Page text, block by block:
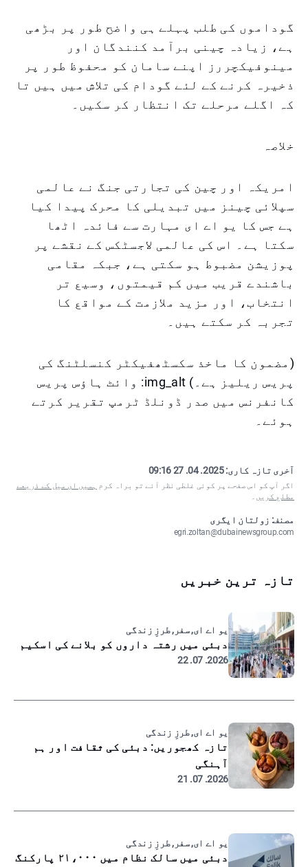
گوداموں کی طلب پہلے ہی واضح طور پر بڑھی
ہے، زیادہ چینی برآمد کنندگان اور
مینوفیکچررز اپنے سامان کو محفوظ طور پر
ذخیرہ کرنے کے لئے گودام کی تلاش میں ہیں تا
کہ اگلے مرحلے تک انتظار کر سکیں۔
خلاصہ
امریکہ اور چین کی تجارتی جنگ نے عالمی
سپلائی چینز میں تبدیلی کا محرک پیدا کیا
ہے جس کا یو اے ای مہارت سے فائدہ اٹھا
سکتا ہے۔ اس کی عالمی لاجسٹکس کے نقشے پر
پوزیشن مضبوط ہو سکتی ہے، جبکہ مقامی
باشندے قریب میں کم قیمتوں، وسیع تر
انتخاب، اور مزید ملازمت کے مواقع کا
تجربہ کر سکتے ہیں۔
(مضمون کا ماخذ سکسٹھفیکٹر کنسلٹنگ کی
پریس ریلیز ہے۔) img_alt: وائٹ ہاؤس پریس
کانفرنس میں صدر ڈونلڈ ٹرمپ تقریر کرتے
ہوئے۔
آخری تازہ کاری:2025. 04. 27 09:16
اگر آپ کو اس صفحے پر کوئی غلطی نظر آئے تو براہ کرم ہمیں ای میل کے ذریعے
مطلع کریں ۔
مصنف: زولتان ایگری
egri.zoltan@dubainewsgroup.com
تازہ ترین خبریں
یو اے ای, سفر, طرزِ زندگی
دبئی میں رشتہ داروں کو بلانے کی اسکیم
2026. 07. 22
یو اے ای, طرزِ زندگی
تازہ کھجوریں: دبئی کی ثقافت اور ہم
آہنگی
2026. 07. 21
یو اے ای, سفر, طرزِ زندگی
دبئی میں سالک نظام میں ۲۱،۰۰۰ پارکنگ